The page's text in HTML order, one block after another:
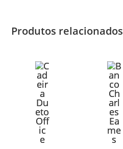
Produtos relacionados